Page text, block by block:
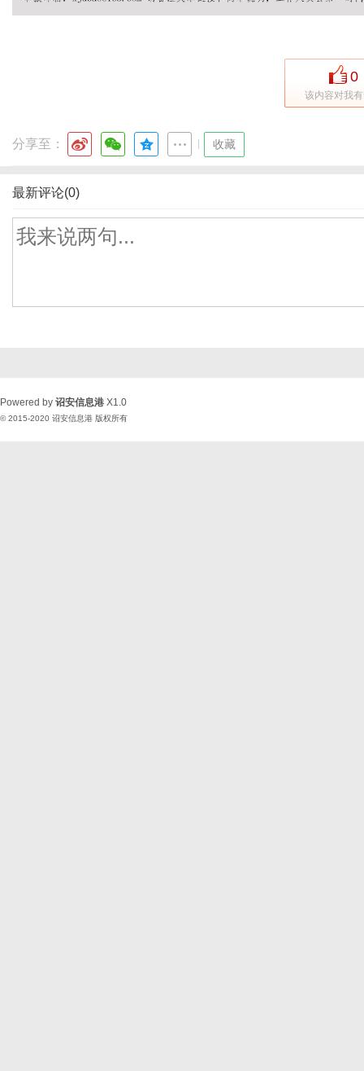
0
该内容对我
分享至： 收藏
最新评论(0)
Powered by 诏安信息港 X1.0
© 2015-2020 诏安信息港 版权所有